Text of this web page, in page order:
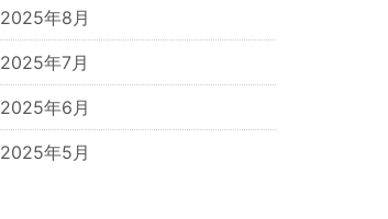
2025年8月
2025年7月
2025年6月
2025年5月